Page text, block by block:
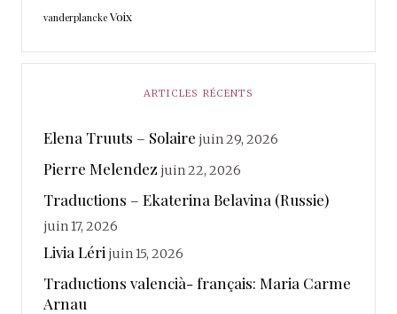
vanderplancke Voix
ARTICLES RÉCENTS
Elena Truuts – Solaire juin 29, 2026
Pierre Melendez juin 22, 2026
Traductions – Ekaterina Belavina (Russie)
juin 17, 2026
Livia Léri juin 15, 2026
Traductions valencià- français: Maria Carme
Arnau